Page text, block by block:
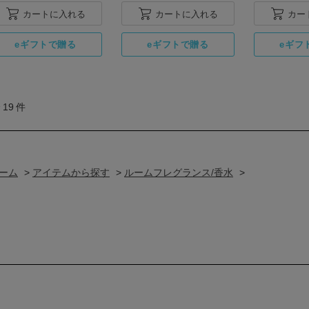
カートに入れる カートに入れる カー
19 件
ム > アイテムから探す > ルームフレグランス/香水 >